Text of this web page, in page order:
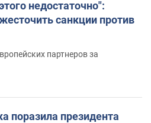
недостаточно":
санкции против
партнеров за
поразила президента